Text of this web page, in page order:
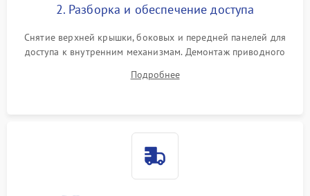
2. Разборка и обеспечение доступа
Снятие верхней крышки, боковых и передней панелей для
доступа к внутренним механизмам. Демонтаж приводного
Обеспечение свободного доступа к ТЭНу, компрессору,
Подробнее